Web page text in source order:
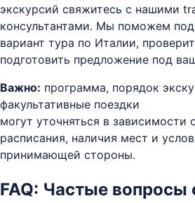
экскурсий свяжитесь с нашими
консультантами. Мы поможем
вариант тура по Италии,
подготовить предложение под
Важно: программа, порядок
факультативные поездки
могут уточняться в зависимости
расписания, наличия мест и
принимающей стороны.
FAQ: Частые вопросы